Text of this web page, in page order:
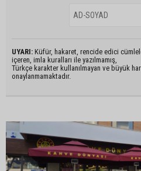
UYARI: Küfür, hakaret, rencide edici
içeren, imla kuralları ile yazılmamış,
Türkçe karakter kullanılmayan ve büyük
onaylanmamaktadır.